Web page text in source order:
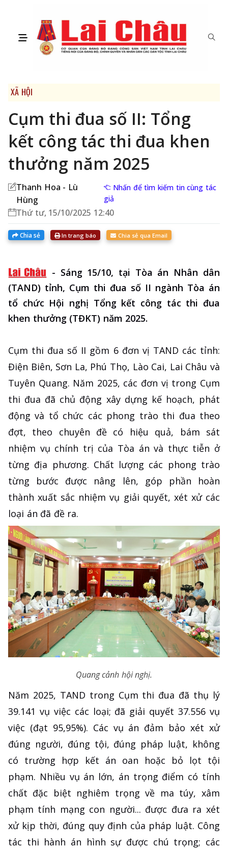
XÃ HỘI
Cụm thi đua số II: Tổng
kết công tác thi đua khen
thưởng năm 2025
Thanh Hoa - Lù
Hùng
Nhấn để tìm kiếm tin cùng tác
giả
Thứ tư, 15/10/2025 12:40
Chia sẻ In trang báo Chia sẻ qua Email
- Sáng 15/10, tại Tòa án Nhân dân
(TAND) tỉnh, Cụm thi đua số II ngành Tòa án
tổ chức Hội nghị Tổng kết công tác thi đua
khen thưởng (TĐKT) năm 2025.
Cụm thi đua số II gồm 6 đơn vị TAND các tỉnh:
Điện Biên, Sơn La, Phú Thọ, Lào Cai, Lai Châu và
Tuyên Quang. Năm 2025, các đơn vị trong Cụm
thi đua đã chủ động xây dựng kế hoạch, phát
động và tổ chức các phong trào thi đua theo
đợt, theo chuyên đề có hiệu quả, bám sát
nhiệm vụ chính trị của Tòa án và thực tiễn ở
từng địa phương. Chất lượng các phong trào
từng bước được nâng lên, góp phần hoàn
thành xuất sắc nhiệm vụ giải quyết, xét xử các
loại án đã đề ra.
Quang cảnh hội nghị.
Năm 2025, TAND trong Cụm thi đua đã thụ lý
39.141 vụ việc các loại; đã giải quyết 37.556 vụ
việc (đạt 95,95%). Các vụ án đảm bảo xét xử
đúng người, đúng tội, đúng pháp luật, không
có trường hợp kết án oan hoặc bỏ lọt tội
phạm. Nhiều vụ án lớn, án trọng điểm có tính
chất đặc biệt nghiêm trọng về ma túy, xâm
phạm tính mạng con người... được đưa ra xét
xử kịp thời, đúng quy định của pháp luật. Công
tác thi hành án hình sự được chú trọng; các